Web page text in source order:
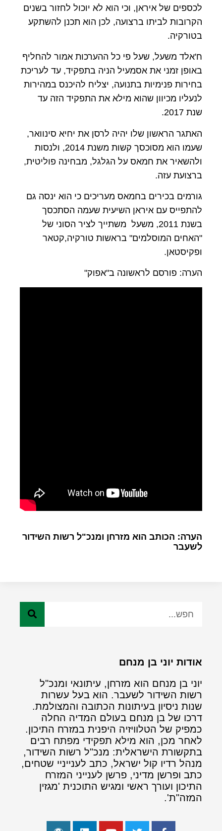
לכספים של איראן, וכי הוא לא יוכול לחזור בשנים
הקרובות לביתו ברצועה, לכן הוא תכנן להשתקע
בטורקיה.
ח'אלד משעל, שעל פי כל ההערכות אמור להחליף
באופן זמני את אסמעיל הניה בתפקיד, עד לעריכת
בחירות פנימיות בתנועה, יצליח להיכנס במהירות
לנעליו מכיוון שהוא מילא את התפקיד הזה עד
שנת 2017.
האתגר הראשון שלו יהיה לרסן את יחיא סינוואר,
שעמו הוא מסוכסך קשות משנת 2014, ולנסות
ולהשאיר את חמאס על הגלגל, מבחינה פוליטית,
ברצועת עזה.
גורמים בכירים בחמאס מעריכים כי הוא ינסה גם
להתפייס עם איראן השיעית שעמה הסתכסך
בשנת 2011, משעל משתייך לציר הסוני של
"האחים המוסלמים" בראשות טורקיה,קטאר
ופקיסטאן.
הערה: פורסם לראשונה ב"אפוק"
הערה: הכותב הוא מזרחן ומנכ"ל רשות השידור
לשעבר
אודות יוני בן מנחם
יוני בן מנחם הוא מזרחן, עיתונאי ומנכ"ל
רשות השידור לשעבר. הוא בעל עשרות
שנות ניסיון בעיתונות הכתובה והמצולמת.
דרכו של בן מנחם בעולם המדיה החלה
כמפיק של הטלוויזיה היפנית במזרח התיכון.
לאחר מכן, הוא מילא תפקידי מפתח רבים
בתקשורת הישראלית: מנכ"ל רשות השידור,
מנהל רדיו קול ישראל, כתב לענייניי שטחים,
כתב ופרשן מדיני, פרשן לענייני המזרח
התיכון ועורך ראשי ומגיש התוכנית 'מגזין
המזה"ת'.